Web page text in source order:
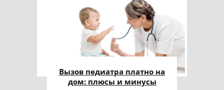
Вызов педиатра платно на
дом: плюсы и минусы